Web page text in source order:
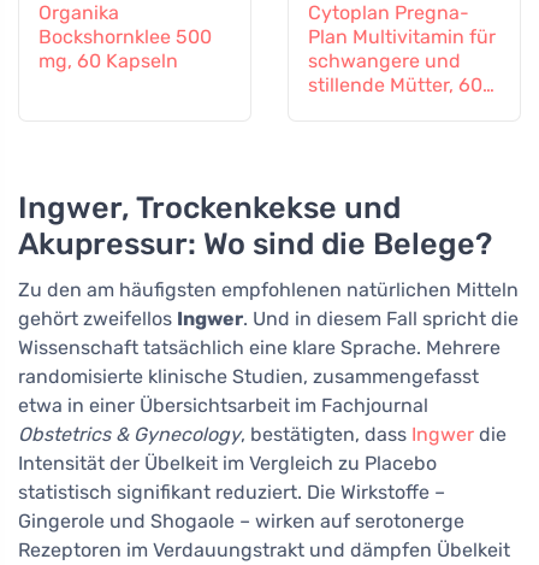
Organika
Bockshornklee 500
mg, 60 Kapseln
Cytoplan Pregna-
Plan Multivitamin für
schwangere und
stillende Mütter, 60
Ingwer, Trockenkekse und
Akupressur: Wo sind die Belege?
Zu den am häufigsten empfohlenen natürlichen Mitteln
gehört zweifellos Ingwer. Und in diesem Fall spricht die
Wissenschaft tatsächlich eine klare Sprache. Mehrere
randomisierte klinische Studien, zusammengefasst
etwa in einer Übersichtsarbeit im Fachjournal
Obstetrics & Gynecology, bestätigten, dass Ingwer die
Intensität der Übelkeit im Vergleich zu Placebo
statistisch signifikant reduziert. Die Wirkstoffe –
Gingerole und Shogaole – wirken auf serotonerge
Rezeptoren im Verdauungstrakt und dämpfen Übelkeit